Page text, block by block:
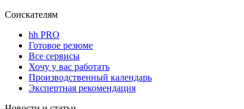
Соискателям
hh PRO
Готовое резюме
Все сервисы
Хочу у вас работать
Производственный календарь
Экспертная рекомендация